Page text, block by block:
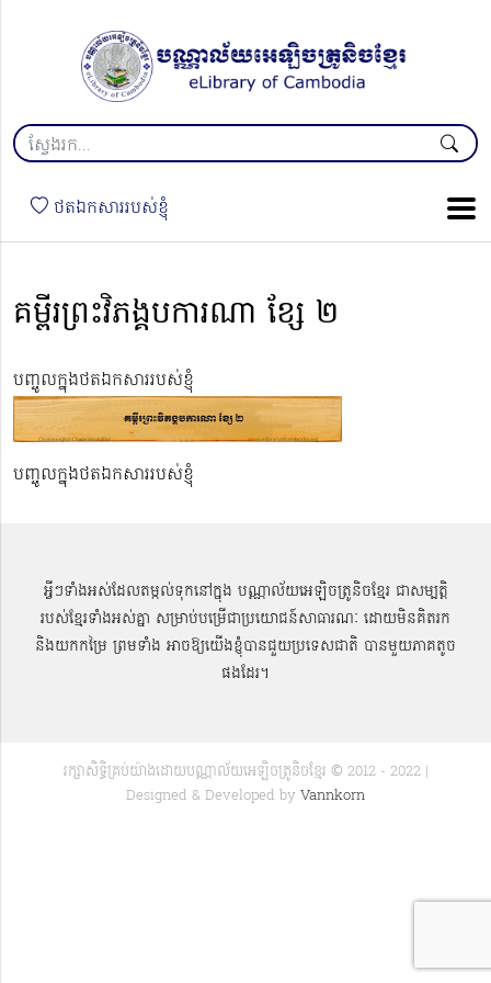
ថតឯកសាររបស់ខ្ញុំ
គម្ពីរព្រះវិភង្គបការណា ខ្សែ ២
បញ្ចូលក្នុងថតឯកសាររបស់ខ្ញុំ
បញ្ចូលក្នុងថតឯកសាររបស់ខ្ញុំ
អ្វីៗទាំងអស់ដែលតម្កល់ទុកនៅក្នុង បណ្ណាល័យអេឡិចត្រូនិចខ្មែរ ជាសម្បតិ្ត
របស់ខ្មែរទាំងអស់គ្នា សម្រាប់បម្រើជាប្រយោជន៍សាធារណៈ ដោយមិនគិតរក
និងយកកម្រៃ ព្រមទាំង អាចឱ្យយើងខ្ញុំបានជួយប្រទេសជាតិ បានមួយភាគតូច
ផងដែរ។
រក្សាសិទ្ធិគ្រប់យ៉ាងដោយបណ្ណាល័យអេឡិចត្រូនិចខ្មែរ © 2012 - 2022 |
Designed & Developed by Vannkorn